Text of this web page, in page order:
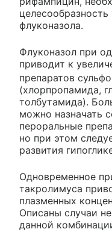
флуконазола.
Флуконазол при
приводит к
препаратов
(хлорпропамида,
толбутамида).
можно назначать
пероральные
но при этом
развития
Одновременное
такролимуса
плазменных
Описаны случаи
данной